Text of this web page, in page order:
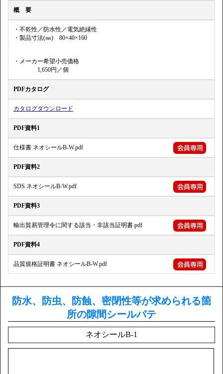
概 要
・不乾性／防水性／電気絶縁性
・製品寸法(㎜) 80×40×160
・メーカー希望小売価格
1,650円／個
PDFカタログ
カタログダウンロード
PDF資料1
仕様書 ネオシールB-W.pdf
PDF資料2
SDS ネオシールB-W.pdf
PDF資料3
輸出貿易管理令に関する該当・非該当証明書.pdf
PDF資料4
品質規格証明書 ネオシールB-W.pdf
防水、防虫、防蝕、密閉性等が求められる箇
所の隙間シールパテ
ネオシールB-1